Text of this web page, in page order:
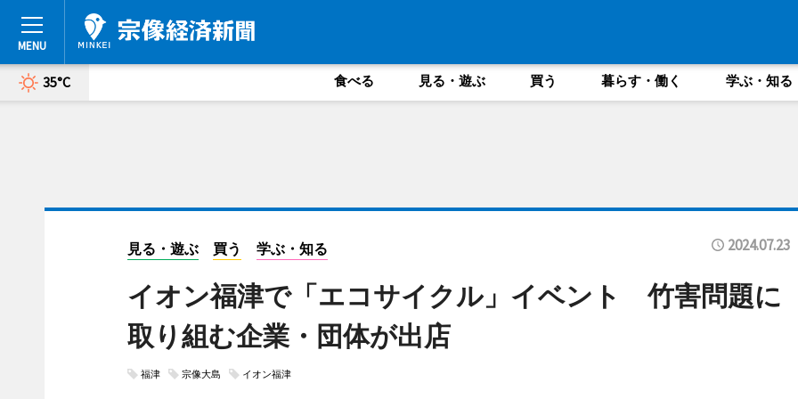
35°C 食べる 見る・遊ぶ 買う 暮らす・働く 学ぶ・知る
見る・遊ぶ 買う 学ぶ・知る 2024.07.23
イオン福津で「エコサイクル」イベント 竹害問題に
取り組む企業・団体が出店
福津 宗像大島 イオン福津